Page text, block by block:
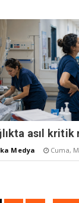
asıl
Medya Cuma,